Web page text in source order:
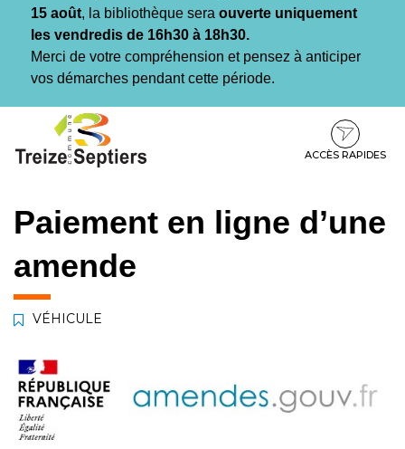
15 août, la bibliothèque sera ouverte uniquement
les vendredis de 16h30 à 18h30.
Merci de votre compréhension et pensez à anticiper
vos démarches pendant cette période.
contenu
pied
ACCÈS RAPIDES
Paiement en ligne d’une
amende
VÉHICULE